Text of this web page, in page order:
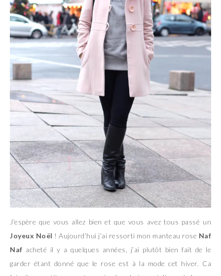
J’espère que vous allez bien et que vous avez tous passé un
Joyeux Noël ! Aujourd’hui j’ai ressorti mon manteau rose Naf
Naf acheté il y a quelques années, j’ai plutôt bien fait de le
garder étant donné que le rose est à la mode cet hiver. Ca